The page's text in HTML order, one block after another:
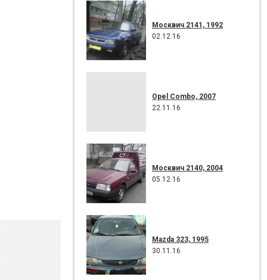
Москвич 2141, 1992
02.12.16
Opel Combo, 2007
22.11.16
Москвич 2140, 2004
05.12.16
Mazda 323, 1995
30.11.16